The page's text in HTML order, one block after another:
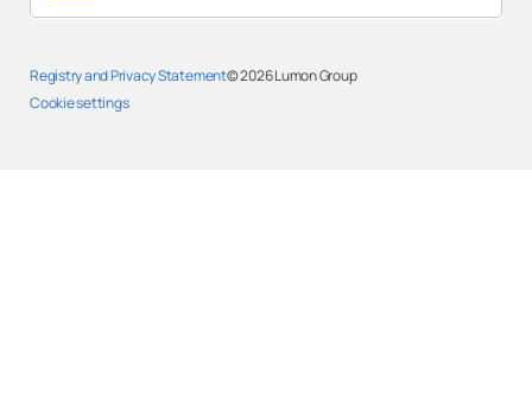
Registry and Privacy Statement
Cookie settings
© 2026Lumon Group